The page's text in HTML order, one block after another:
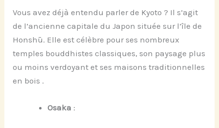
Vous avez déjà entendu parler de Kyoto ? Il s’agit
de l’ancienne capitale du Japon située sur l’île de
Honshū. Elle est célèbre pour ses nombreux
temples bouddhistes classiques, son paysage plus
ou moins verdoyant et ses maisons traditionnelles
en bois .
Osaka :